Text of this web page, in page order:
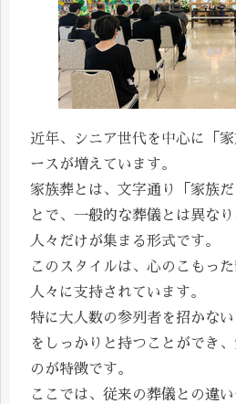
近年、シニア世代を中心に「
ースが増えています。
家族葬とは、文字通り「家族
とで、一般的な葬儀とは異な
人々だけが集まる形式です。
このスタイルは、心のこもっ
人々に支持されています。
特に大人数の参列者を招かな
をしっかりと持つことができ
のが特徴です。
ここでは、従来の葬儀との違